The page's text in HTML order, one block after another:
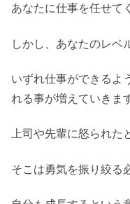
あなたに仕事を任せて
しかし、あなたのレベ
いずれ仕事ができるよ
れる事が増えていきま
上司や先輩に怒られた
そこは勇気を振り絞る